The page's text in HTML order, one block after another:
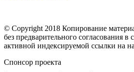
© Copyright 2018 Копирование
без предварительного согласования в
активной индексируемой ссылки на
Спонсор проекта